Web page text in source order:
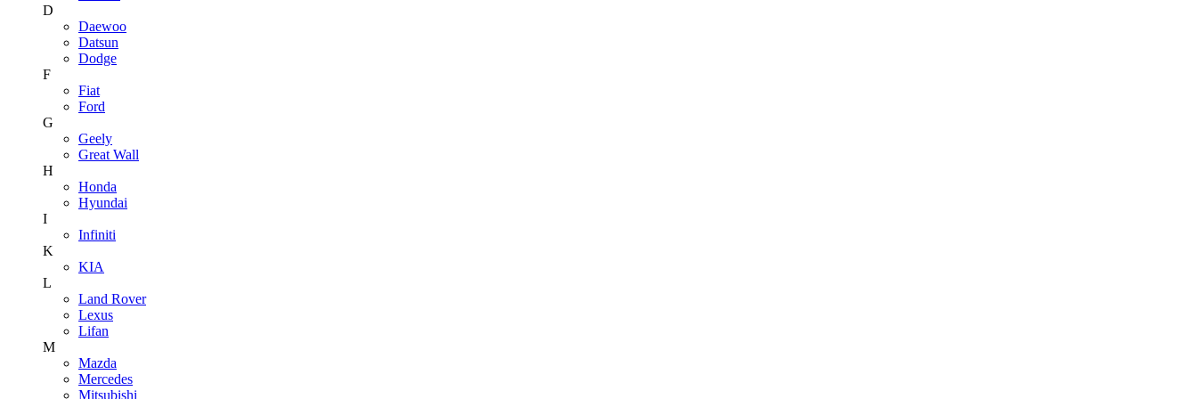
D
Daewoo
Datsun
Dodge
F
Fiat
Ford
G
Geely
Great Wall
H
Honda
Hyundai
I
Infiniti
K
KIA
L
Land Rover
Lexus
Lifan
M
Mazda
Mercedes
Mitsubishi